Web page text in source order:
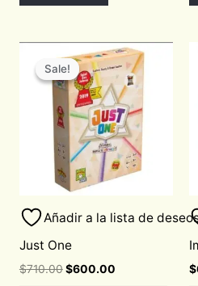
Sale!
Sale!
Añadir a la lista de
Just One
$710.00
Original
price
was:
$710.00.
$600.00
Current
price
is:
$600.00.
$